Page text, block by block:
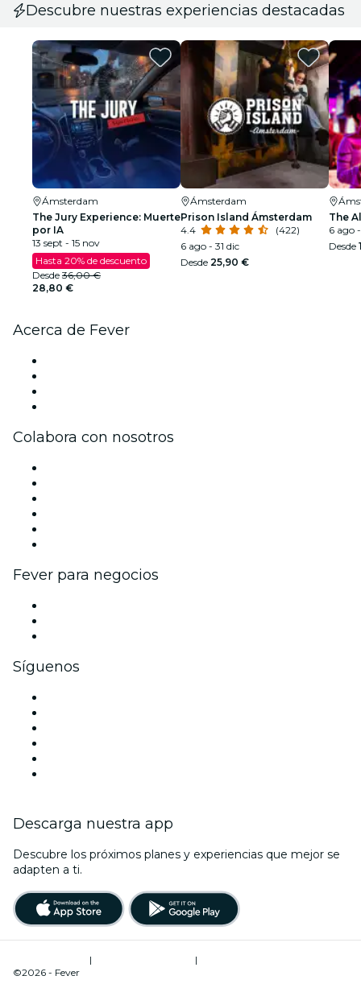
Descubre nuestras experiencias destacadas
Ámsterdam
The Jury Experience: Muerte
por IA
13 sept - 15 nov
Hasta 20% de descuento
Desde 36,00 €
28,80 €
Ámsterdam
Prison Island Ámsterdam
4.4
(422)
6 ago - 31 dic
Desde 25,90 €
The
6 ago
Desde
Acerca de Fever
Colabora con nosotros
Fever para negocios
Síguenos
Descarga nuestra app
Descubre los próximos planes y experiencias que mejor se
adapten a ti.
| |
©2026 - Fever